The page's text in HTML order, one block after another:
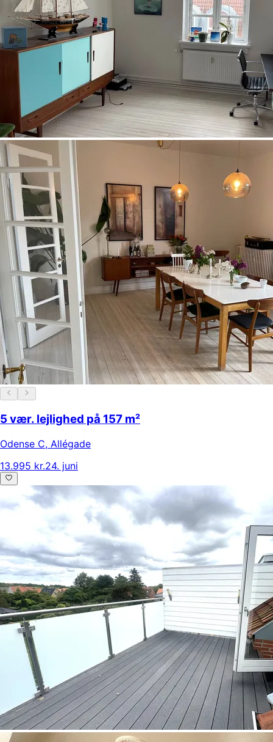
5 vær. lejlighed på 157 m²
Odense C, Allégade
13.995 kr.24. juni